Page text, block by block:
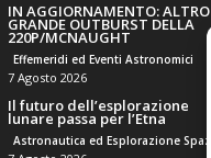
IN AGGIORNAMENTO: ALTRO
GRANDE OUTBURST DELLA
220P/MCNAUGHT
Effemeridi ed Eventi Astronomici
7 Agosto 2026
Il futuro dell’esplorazione
lunare passa per l’Etna